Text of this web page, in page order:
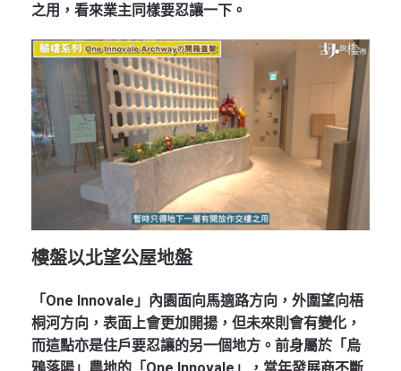
之用，看來業主同樣要忍讓一下。
樓盤以北望公屋地盤
「One Innovale」內園面向馬適路方向，外圍望向梧
桐河方向，表面上會更加開揚，但未來則會有變化，
而這點亦是住戶要忍讓的另一個地方。前身屬於「烏